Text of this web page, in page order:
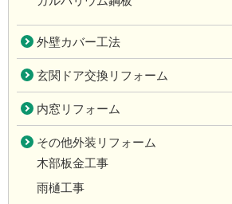
外壁カバー工法
玄関ドア交換リフォーム
内窓リフォーム
その他外装リフォーム
木部板金工事
雨樋工事